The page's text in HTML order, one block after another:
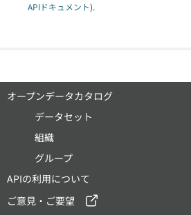
APIドキュメント).
オープンデータカタログ
データセット
組織
グループ
APIの利用について
ご意見・ご要望